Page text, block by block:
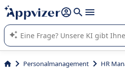
beantworten (mehrere Zeilen mit
Die KI von Appvizer führt Sie bei der
von SaaS-Software in Unternehmen.
Personalmanagement HR